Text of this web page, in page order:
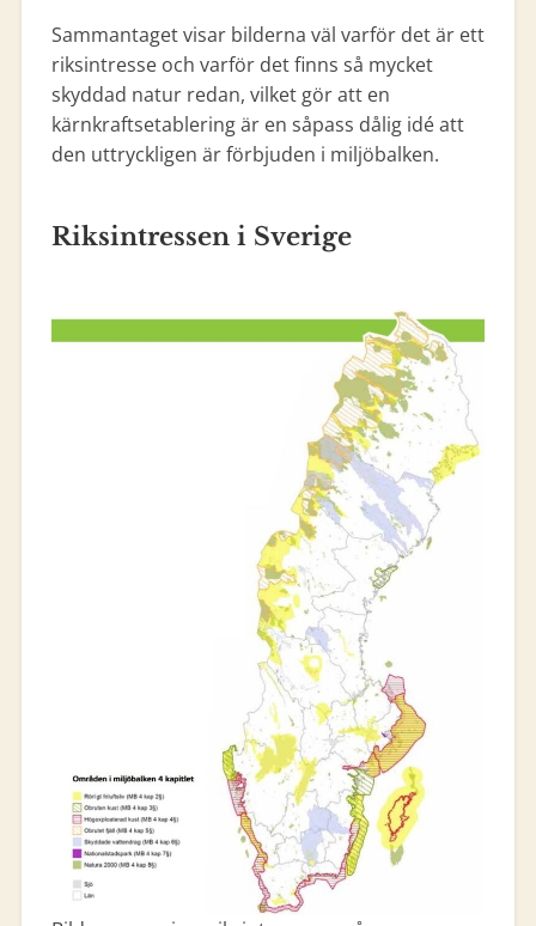
Sammantaget visar bilderna väl varför det är ett
riksintresse och varför det finns så mycket
skyddad natur redan, vilket gör att en
kärnkraftsetablering är en såpass dålig idé att
den uttryckligen är förbjuden i miljöbalken.
Riksintressen i Sverige